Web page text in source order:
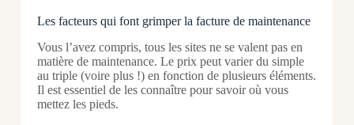
Les facteurs qui font grimper la facture de maintenance
Vous l’avez compris, tous les sites ne se valent pas en
matière de maintenance. Le prix peut varier du simple
au triple (voire plus !) en fonction de plusieurs éléments.
Il est essentiel de les connaître pour savoir où vous
mettez les pieds.